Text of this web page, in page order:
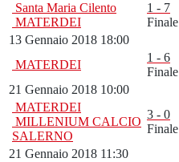
Santa Maria Cilento
MATERDEI
1 - 7
Finale
13 Gennaio 2018 18:00
MATERDEI
1 - 6
Finale
21 Gennaio 2018 10:00
MATERDEI
MILLENIUM CALCIO
SALERNO
3 - 0
Finale
21 Gennaio 2018 11:30